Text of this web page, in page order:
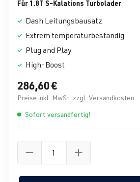
Für 1.8T S-Kalations Turbolader
Dash Leitungsbausatz
Extrem temperaturbeständig
Plug and Play
High-Boost
286,60 €
Preise inkl. MwSt. zzgl. Versandkosten
Sofort versandfertig!